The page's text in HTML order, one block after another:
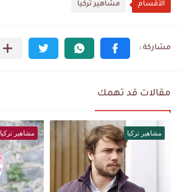
الأقسام مشاهير تركيا
مقالات قد تهمك
مشاهير تركيا مشاهير تركيا